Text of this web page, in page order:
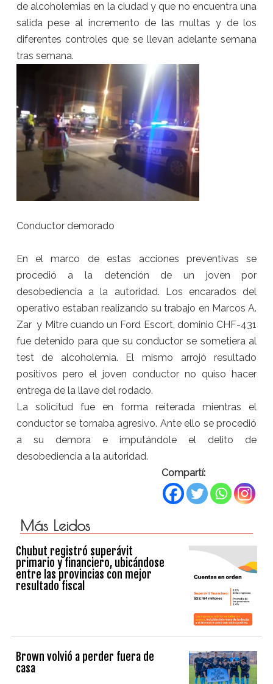
de alcoholemias en la ciudad y que no encuentra una
salida pese al incremento de las multas y de los
diferentes controles que se llevan adelante semana
tras semana.
Conductor demorado
En el marco de estas acciones preventivas se
procedió a la detención de un joven por
desobediencia a la autoridad. Los encarados del
operativo estaban realizando su trabajo en Marcos A.
Zar y Mitre cuando un Ford Escort, dominio CHF-431
fue detenido para que su conductor se sometiera al
test de alcoholemia. El mismo arrojó resultado
positivos pero el joven conductor no quiso hacer
entrega de la llave del rodado.
La solicitud fue en forma reiterada mientras el
conductor se tornaba agresivo. Ante ello se procedió
a su demora e imputándole el delito de
desobediencia a la autoridad.
Compartí:
Más Leidos
Chubut registró superávit
primario y financiero, ubicándose
entre las provincias con mejor
resultado fiscal
Brown volvió a perder fuera de
casa